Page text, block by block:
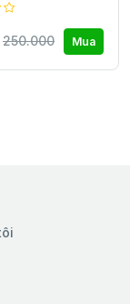
250.000 Mua